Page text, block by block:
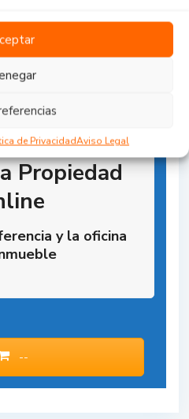
de PrivacidadAviso Legal
Propiedad
y la oficina
--